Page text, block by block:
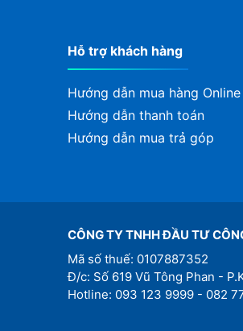
Hỗ trợ khách hàng
Hướng dẫn mua hàng Online
Hướng dẫn thanh toán
Hướng dẫn mua trả góp
CÔNG TY TNHH ĐẦU TƯ
Mã số thuế: 0107887352
Đ/c: Số 619 Vũ Tông Phan -
Hotline: 093 123 9999 - 082